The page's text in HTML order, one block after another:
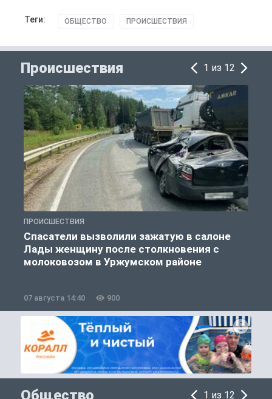
Теги: ОБЩЕСТВО ПРОИСШЕСТВИЯ
Происшествия 1 из 12
ПРОИСШЕСТВИЯ
Спасатели вызволили зажатую в салоне
Лады женщину после столкновения с
молоковозом в Уржумском районе
07 августа 14:40 900
Общество 1 из 12